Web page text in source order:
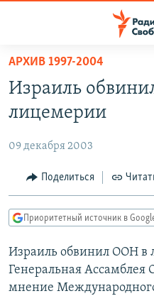
упрощенного
доступа
основному
Вернутся
главной
навигации
Вернутся
поиску
ПОДКАСТЫ
АВТОРСКИЕ ПРОЕКТЫ
ЦИТАТЫ СВОБОДЫ
МНЕНИЯ
IDEL.РЕАЛИИ
КАВКАЗ.РЕАЛИИ
СЕВЕР.РЕАЛИИ
АРХИВ 1997-2004
Израиль
лицемерии
09 декабря 2003
Поделиться
Приоритетный источник в
Израиль обвинил ООН в
Генеральная
мнение Международного